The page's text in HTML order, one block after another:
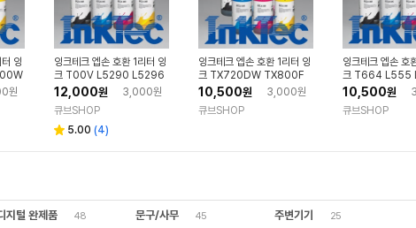
잉
원
잉크테크 엡손 호환 1리터 잉
크 T00V L5290 L5296
L11050 E0010
12,000원
3,000원
큐브SHOP
5.00 (4)
잉크테크 엡손 호환 1리터 잉
크 TX720DW TX800F
W TX810FW E0010
10,500원
3,000원
큐브SHOP
잉크테크 엡손 호
크 T664 L555
65 L1300
10,500원
큐브SHOP
지털 완제품 48 문구/사무 45 주변기기 25